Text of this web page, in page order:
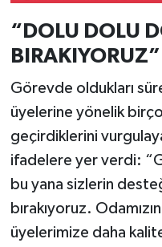
“DOLU DOLU
BIRAKIYORUZ”
Görevde oldukları
üyelerine yönelik
geçirdiklerini
ifadelere yer verdi:
bu yana sizlerin
bırakıyoruz.
üyelerimize daha